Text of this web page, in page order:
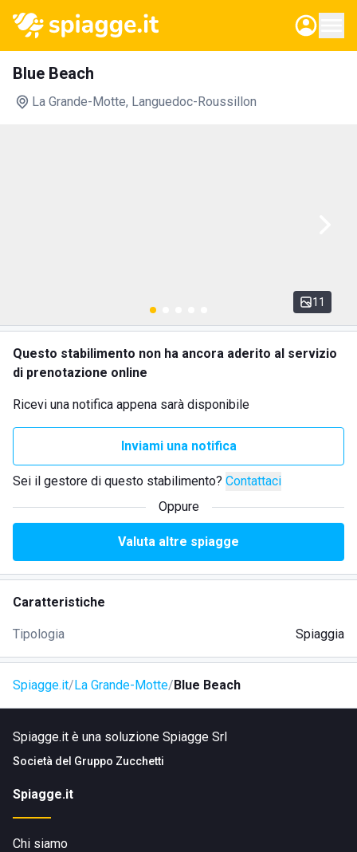
Blue Beach
La Grande-Motte, Languedoc-Roussillon
11
Questo stabilimento non ha ancora aderito al servizio
di prenotazione online
Ricevi una notifica appena sarà disponibile
Inviami una notifica
Sei il gestore di questo stabilimento? Contattaci
Oppure
Valuta altre spiagge
Caratteristiche
Tipologia Spiaggia
Spiagge.it La Grande-Motte Blue Beach
Spiagge.it è una soluzione Spiagge Srl
Società del Gruppo Zucchetti
Spiagge.it
Chi siamo